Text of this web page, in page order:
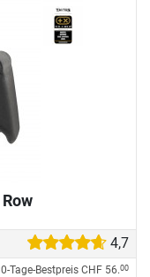
4,7
Tage-Bestpreis CHF 56.00